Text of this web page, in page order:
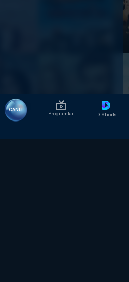
CANLI
Programlar D-Shorts